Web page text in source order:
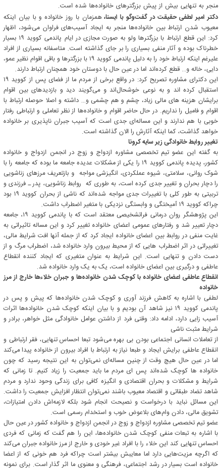
منجر به تنهایی بیش از پیش بزرگترهای خانواده‌ها شده است.
دکتر امیر لطفی حقیقت در گفت‌وگو با ایسنا، همزمان با روز خانواده و با بیان اینکه
معیوب شدن ارتباط بین خانواده‌ها منجر به ایجاد آسیب‌های فراوان می‌شود، اظهار
کرد: این قطع ارتباط با بزرگترها ولو به صورت مجازی در ایام پاندمی کووید ۱۹ بسیار
خطرناک بوده و آثار منفی بسیاری را بر جای گذاشته است. متاسفانه بسیاری از افراد
علیرغم اینکه ارتباط خود را به دلیل پاندمی کووید ۱۹ با بزرگترها و باقی اقوام نظیر عمو،
دایی، خاله و… قطع کرده‌اند اما در عین حال با دوستان خود همچنان ارتباط دارند.
این دکترای مشاوره تصریح کرد: در واقع برخی از مردم ما از فضای پس از کووید ۱۹
استقبال کرده اند و به نوعی خوشحال‌اند و می‌گویند دید و بازدیدهای بین اقوام
برایشان هزینه های مالی زیاد، چشم و هم چشمی و… داشته و اصلا حوصله ارتباط با
اقوام و فامیل را نداریم. در حال حاضر اقوام و خانواده‌ها از نظر تعاملی و ارتباطی رفتار
خوبی با هم ندارند و این مساله‌ای جدی است که آسیب جبران ناپذیری بر خانواده
خواهد گذاشت، کما اینکه آثارش را الان گذاشته است.
تغییر روابط خانوادگی زیر سایه کرونا
به گفته این عضو تیم تخصصی مشاوره ازدواج و زوج در انجمن ازدواج و خانواده
کشور، پدیده پاندمی کووید ۱۹ را یکی از مشکلات عدیده جامعه ما بوده که جامعه را با
شوک روانی، سلامتی، شیوه عملکردی، انگیزشی مواجه و بازتعریف مرزهای زناشویی
را دچار بحران و تغییر جدی کرده است، به طوری که روابط زناشویی، پدر ـ فرزندی و
تربیتی به طور کلی با تغییرات جدی مواجه شده‌اند که ناشی از بحران کووید ۱۹ بود
چراکه کووید ۱۹ آمیختگی و وابستگی نزدیکی با متغیر اضطراب داشت.
این پژوهشگر روان درمانی فراتشخیصی معتقد است که با پاندمی کووید ۱۹، جامعه
دچار تعییر شد و رفتارهای عمومی اعضای خانواده تغییر کرد و این مساله تاثیراتی به
غایت منفی در روابط بین اعضای خانواده ایجاد کرد که از جمله آنها افت شرایط مالی،
تغییراتی در اثر اضطراب هایی که از محیط بیرون وارد خانواده شد، اضطراب مرگ و از
دست دادن و تنهایی است. این شرایط به عنوان متغیری که ایجاد کننده انقطاع
عاطفی و درگیری بین اعضای خانواده است، یک به یک وارد خانواده شد.
انقطاع عاطفی اعضای خانواده با کوچک شدن خانواده‌ها و جبران خلاء‌ها خارج از مرز
خانواده
لطفی با اشاره به کاهش فرزند آوری و کوچک‌ شدن خانواده‌ها که پیش و پس در
پاندمی کووید ۱۹ نیز شاهد آن بودیم و با بیان اینکه کوچک شدن خانواده‌ها اثرات
آسیب زایی دارد، ادامه داد: وقتی فرد از داشتن عوامل خانوادگی مثل خواهر، برادر و
شرایط مثبت ناشی
از تعاملات انسانی اجتماعی بودن بی بهره می‌شود تبعا احساس تنهایی، فقر ارتباطی و
انقطاع عاطفی برایش ایجاد و طبعا نیاز به ارتباط با افراد بیرون از خانواده پیدا می‌کند
اما در عین حال هیچ وقت از چنین مساله‌ای نمی‌توان به این نتیجه رسید که چون
خانواده ها کوچک شده‌اند پس ای مردم ما باید جمعیت را زیاد کنیم. تا زمانی که
شرایط و مشکلات و بحران اقتصادی و انگیزه کافی برای زندگی وحود ندارد و مردم
شاهد تضاد طبقاتی و اقتصاد معیوب باشند نمی‌توان انتظار افزایش جمعیت را داشت.
این مسائل نباید با درخواست و نصیحت انجام شود بلکه لازمه‌اش دادن امتیازات،
تشویق مالی، دادن وام‌های بلاعوض خوب و استخدام رسمی است.
عضو تیم تخصصی مشاوره ازدواج و زوج در انجمن ازدواج و خانواده کشور در عین حال
با اشاره به تبعات منفی کوچک شدن خانواده‌ها، این را هم گفت که زمانی که فردی
احساس تنهایی کند این خلاء را با افراد غیر خودی و خارج از مرز خانواده جبران می‌کند
که اگرچه مزیت‌هایی دارد اما معایبش بیشتر است‌ چراکه فرد هم خونی که از اعضا
خانواده است بسیار در رشد اجتماعی، فرهنگی و معنوی ما اثر گذار است. برای نمونه